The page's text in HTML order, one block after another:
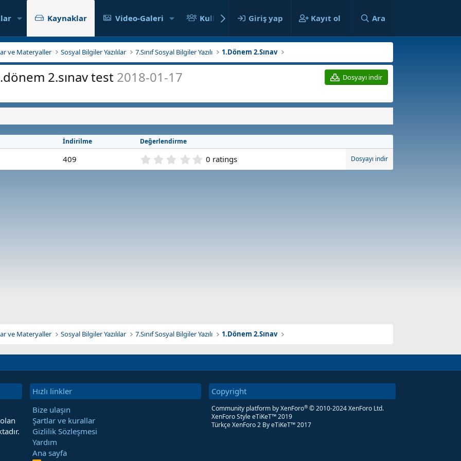
Kaynaklar Video-Galeri Kullanıcılar Giriş yap Kayıt ol Ara
ve Materyaller Sosyal Bilgiler Yazılılar 7.Sınıf Sosyal Bilgiler Yazılı 1.Dönem 2.Sınav
2.sınav test 2018-01-17
Dosyayı indir
İndirilme Değerlendirme
409 0
.
0 ratings Dosyayı indir
ve Materyaller Sosyal Bilgiler Yazılılar 7.Sınıf Sosyal Bilgiler Yazılı 1.Dönem 2.Sınav
Hızlı linkler
Bize ulaşın
Şartlar ve kurallar
Gizlilik Sözleşmesi
Yardım
Ana sayfa
Copyright
Community platform by XenForo® © 2010-2024 XenForo Ltd.
XenForo Style eTiKeT™ 2019
Türkçe XenForo 2By eTiKeT™ 2017